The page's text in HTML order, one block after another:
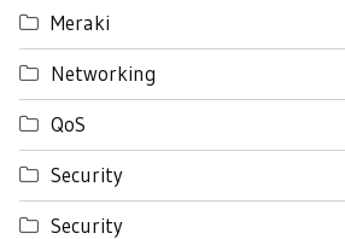
Meraki
Networking
QoS
Security
Security